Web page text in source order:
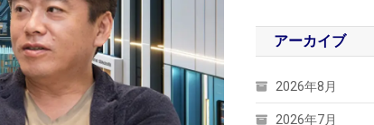
アーカイブ
2026年8月
2026年7月